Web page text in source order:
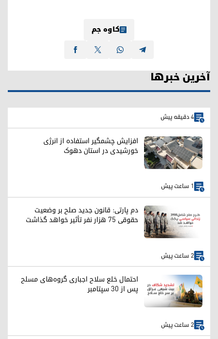
کاوە جم
آخرین خبرها
4 دقیقه پیش
افزایش چشمگیر استفاده از انرژی
خورشیدی در استان دهوک
1 ساعت پیش
دم پارتی: قانون جدید صلح بر وضعیت
حقوقی ۷۵ هزار نفر تأثیر خواهد گذاشت
2 ساعت پیش
احتمال خلع سلاح اجباری گروه‌های مسلح
پس از ۳۰ سپتامبر
2 ساعت پیش